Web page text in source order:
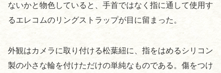
ないかと物色していると、手首ではなく指に通して使用す
るエレコムのリングストラップが目に留まった。
外観はカメラに取り付ける松葉紐に、指をはめるシリコン
製の小さな輪を付けただけの単純なものである。傷をつけ